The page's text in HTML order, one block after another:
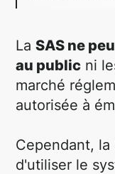
LaSAS ne
au public ni
marché
autorisée à
Cependant, la
d'utiliser le